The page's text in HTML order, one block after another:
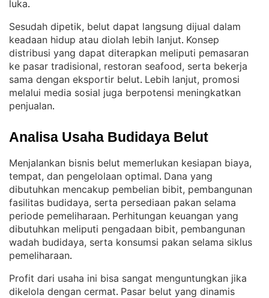
luka.
Sesudah dipetik, belut dapat langsung dijual dalam
keadaan hidup atau diolah lebih lanjut. Konsep
distribusi yang dapat diterapkan meliputi pemasaran
ke pasar tradisional, restoran seafood, serta bekerja
sama dengan eksportir belut. Lebih lanjut, promosi
melalui media sosial juga berpotensi meningkatkan
penjualan.
Analisa Usaha Budidaya Belut
Menjalankan bisnis belut memerlukan kesiapan biaya,
tempat, dan pengelolaan optimal. Dana yang
dibutuhkan mencakup pembelian bibit, pembangunan
fasilitas budidaya, serta persediaan pakan selama
periode pemeliharaan. Perhitungan keuangan yang
dibutuhkan meliputi pengadaan bibit, pembangunan
wadah budidaya, serta konsumsi pakan selama siklus
pemeliharaan.
Profit dari usaha ini bisa sangat menguntungkan jika
dikelola dengan cermat. Pasar belut yang dinamis